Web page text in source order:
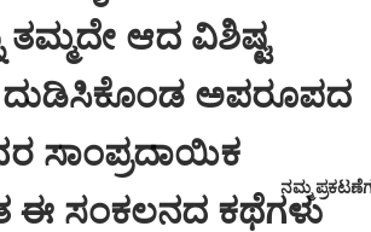
ನಮ್ಮ
ತಮ್ಮದೇ ಆದ ವಿಶಿಷ್ಟ
ಅಪರೂಪದ
ಸಾಂಪ್ರದಾಯಿಕ
ಈ ಸಂಕಲನದ ಕಥೆಗಳು